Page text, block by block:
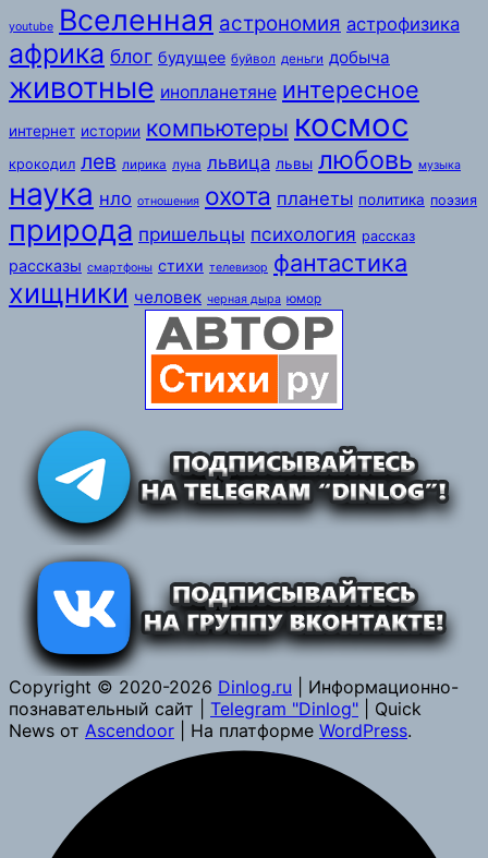
youtube Вселенная астрономия астрофизика
африка блог будущее буйвол деньги добыча
животные инопланетяне интересное
интернет истории компьютеры космос
крокодил лев лирика луна львица львы любовь музыка
наука нло отношения охота планеты политика поэзия
природа пришельцы психология рассказ
рассказы смартфоны стихи телевизор фантастика
хищники человек черная дыра юмор
Copyright © 2020-2026 Dinlog.ru | Информационно-
познавательный сайт | Telegram "Dinlog" | Quick
News от Ascendoor | На платформе WordPress.